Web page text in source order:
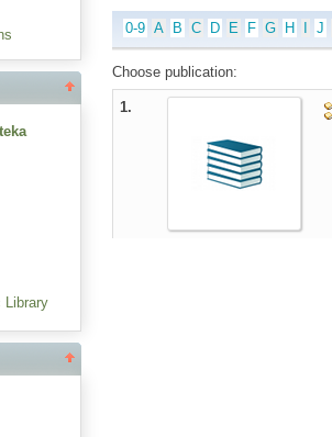
Library
0-9 A B C D E F G H J
Choose publication:
1.